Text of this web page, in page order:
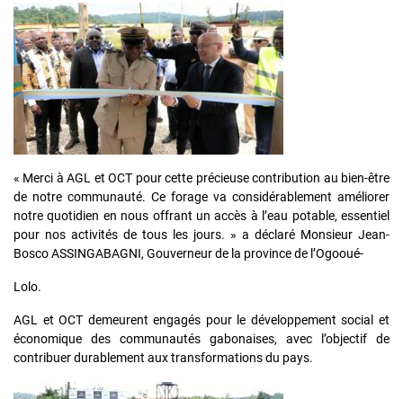
« Merci à AGL et OCT pour cette précieuse contribution au bien-être
de notre communauté. Ce forage va considérablement améliorer
notre quotidien en nous offrant un accès à l’eau potable, essentiel
pour nos activités de tous les jours. » a déclaré Monsieur Jean-
Bosco ASSINGABAGNI, Gouverneur de la province de l’Ogooué-
Lolo.
AGL et OCT demeurent engagés pour le développement social et
économique des communautés gabonaises, avec l’objectif de
contribuer durablement aux transformations du pays.